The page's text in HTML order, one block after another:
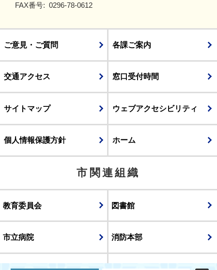
FAX番号: 0296-78-0612
ご意見・ご質問 各課ご案内
交通アクセス 窓口受付時間
サイトマップ ウェブアクセシビリティ
個人情報保護方針 ホーム
市関連組織
教育委員会 図書館
市立病院 消防本部